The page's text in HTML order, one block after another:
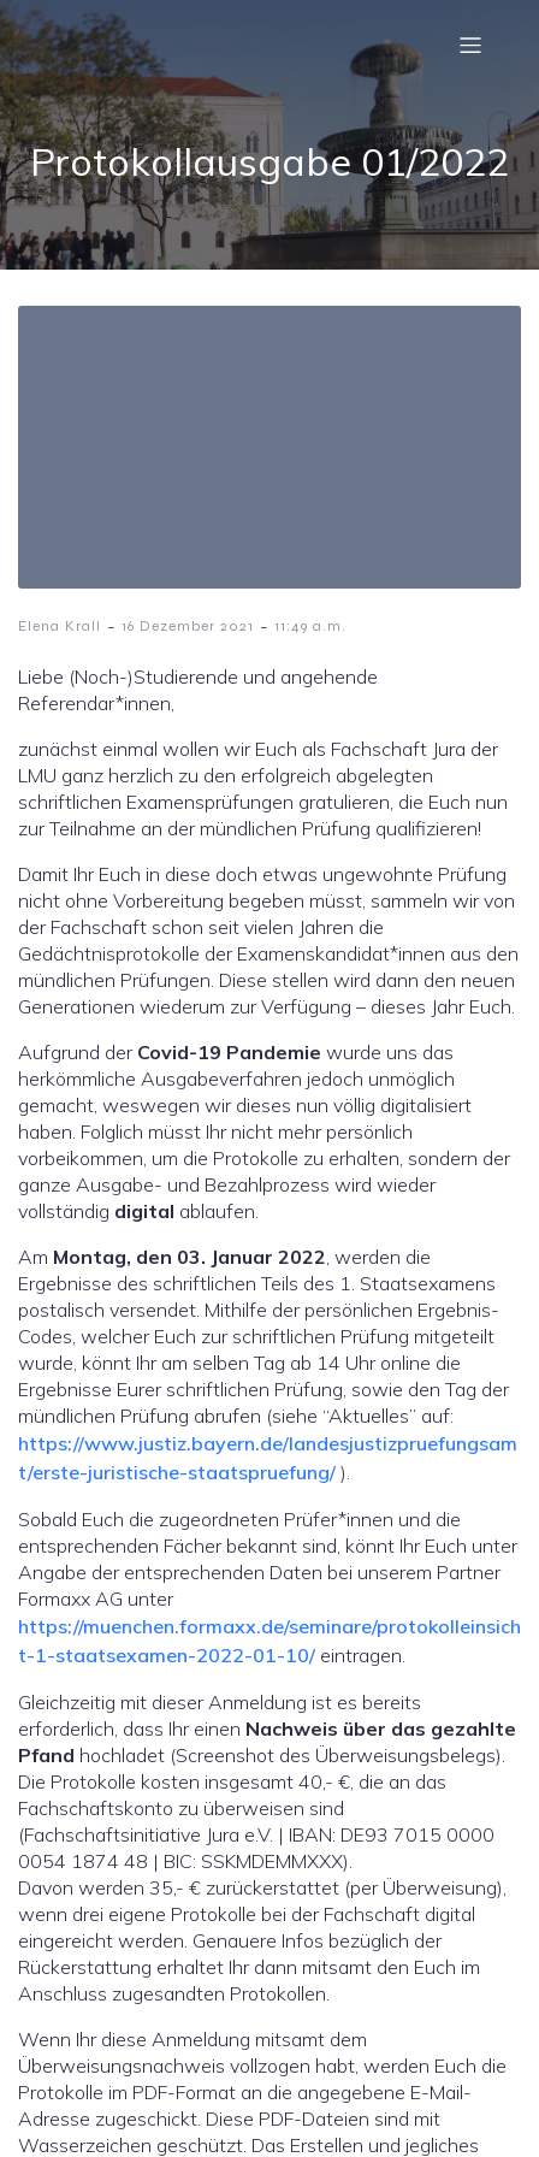
Protokollausgabe 01/2022
Elena Krall - 16 Dezember 2021 - 11:49 a.m.
Liebe (Noch-)Studierende und angehende
Referendar*innen,
zunächst einmal wollen wir Euch als Fachschaft Jura der
LMU ganz herzlich zu den erfolgreich abgelegten
schriftlichen Examensprüfungen gratulieren, die Euch nun
zur Teilnahme an der mündlichen Prüfung qualifizieren!
Damit Ihr Euch in diese doch etwas ungewohnte Prüfung
nicht ohne Vorbereitung begeben müsst, sammeln wir von
der Fachschaft schon seit vielen Jahren die
Gedächtnisprotokolle der Examenskandidat*innen aus den
mündlichen Prüfungen. Diese stellen wird dann den neuen
Generationen wiederum zur Verfügung – dieses Jahr Euch.
Aufgrund der Covid-19 Pandemie wurde uns das
herkömmliche Ausgabeverfahren jedoch unmöglich
gemacht, weswegen wir dieses nun völlig digitalisiert
haben. Folglich müsst Ihr nicht mehr persönlich
vorbeikommen, um die Protokolle zu erhalten, sondern der
ganze Ausgabe- und Bezahlprozess wird wieder
vollständig digital ablaufen.
Am Montag, den 03. Januar 2022, werden die
Ergebnisse des schriftlichen Teils des 1. Staatsexamens
postalisch versendet. Mithilfe der persönlichen Ergebnis-
Codes, welcher Euch zur schriftlichen Prüfung mitgeteilt
wurde, könnt Ihr am selben Tag ab 14 Uhr online die
Ergebnisse Eurer schriftlichen Prüfung, sowie den Tag der
mündlichen Prüfung abrufen (siehe “Aktuelles” auf:
https://www.justiz.bayern.de/landesjustizpruefungsam
t/erste-juristische-staatspruefung/ ).
Sobald Euch die zugeordneten Prüfer*innen und die
entsprechenden Fächer bekannt sind, könnt Ihr Euch unter
Angabe der entsprechenden Daten bei unserem Partner
Formaxx AG unter
https://muenchen.formaxx.de/seminare/protokolleinsich
t-1-staatsexamen-2022-01-10/ eintragen.
Gleichzeitig mit dieser Anmeldung ist es bereits
erforderlich, dass Ihr einen Nachweis über das gezahlte
Pfand hochladet (Screenshot des Überweisungsbelegs).
Die Protokolle kosten insgesamt 40,- €, die an das
Fachschaftskonto zu überweisen sind
(Fachschaftsinitiative Jura e.V. | IBAN: DE93 7015 0000
0054 1874 48 | BIC: SSKMDEMMXXX).
Davon werden 35,- € zurückerstattet (per Überweisung),
wenn drei eigene Protokolle bei der Fachschaft digital
eingereicht werden. Genauere Infos bezüglich der
Rückerstattung erhaltet Ihr dann mitsamt den Euch im
Anschluss zugesandten Protokollen.
Wenn Ihr diese Anmeldung mitsamt dem
Überweisungsnachweis vollzogen habt, werden Euch die
Protokolle im PDF-Format an die angegebene E-Mail-
Adresse zugeschickt. Diese PDF-Dateien sind mit
Wasserzeichen geschützt. Das Erstellen und jegliches